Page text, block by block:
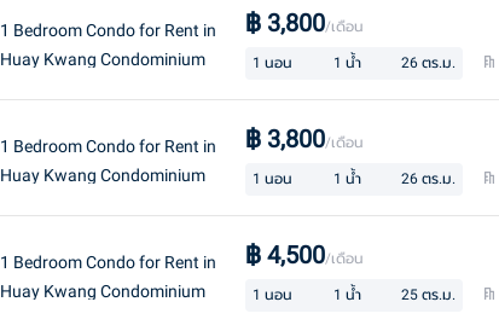
1 Bedroom Condo for Rent in
Huay Kwang Condominium
฿ 3,800/เดือน
1 นอน 1 น้ำ 26 ตร.ม.
1 Bedroom Condo for Rent in
Huay Kwang Condominium
฿ 3,800/เดือน
1 นอน 1 น้ำ 26 ตร.ม.
1 Bedroom Condo for Rent in
Huay Kwang Condominium
฿ 4,500/เดือน
1 นอน 1 น้ำ 25 ตร.ม.